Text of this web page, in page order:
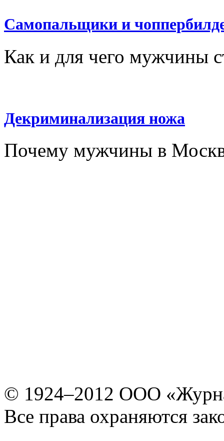
Самопальщики и
Как и для чего мужчины
Декриминализация ножа
Почему мужчины в
© 1924–2012 ООО
Все права охраняются